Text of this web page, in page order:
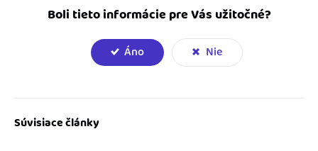
Boli tieto informácie pre Vás užitočné?
Áno Nie
Súvisiace články